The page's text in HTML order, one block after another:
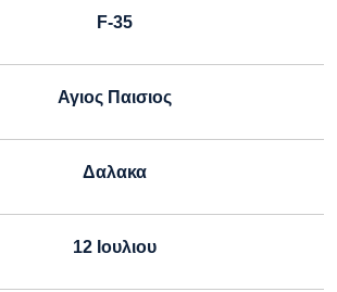
F-35
Αγιος Παισιος
Δαλακα
12 Ιουλιου